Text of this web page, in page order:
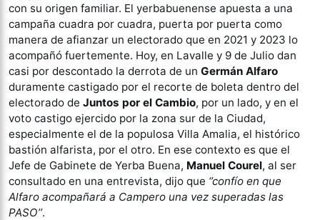
con su origen familiar. El yerbabuenense apuesta a una
campaña cuadra por cuadra, puerta por puerta como
manera de afianzar un electorado que en 2021 y 2023 lo
acompañó fuertemente. Hoy, en Lavalle y 9 de Julio dan
casi por descontado la derrota de un Germán Alfaro
duramente castigado por el recorte de boleta dentro del
electorado de Juntos por el Cambio, por un lado, y en el
voto castigo ejercido por la zona sur de la Ciudad,
especialmente el de la populosa Villa Amalia, el histórico
bastión alfarista, por el otro. En ese contexto es que el
Jefe de Gabinete de Yerba Buena, Manuel Courel, al ser
consultado en una entrevista, dijo que ‘’confío en que
Alfaro acompañará a Campero una vez superadas las
PASO’’.